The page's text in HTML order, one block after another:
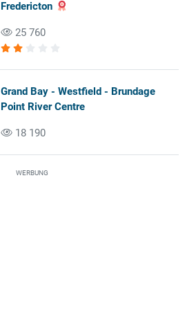
Fredericton
25 760
Grand Bay - Westfield - Brundage
Point River Centre
18 190
WERBUNG